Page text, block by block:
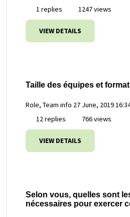
1 replies
1247 views
VIEW DETAILS
Taille des équipes et
Role, Team info 27 June, 2019
12 replies
766 views
VIEW DETAILS
Selon vous, quelles sont
nécessaires pour exercer